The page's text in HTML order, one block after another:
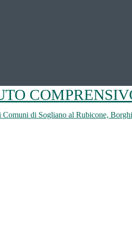
Comuni di Sogliano al Rubicone,